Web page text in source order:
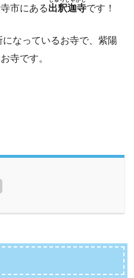
市にある出釈迦寺です！
なっているお寺で、紫陽
寺です。